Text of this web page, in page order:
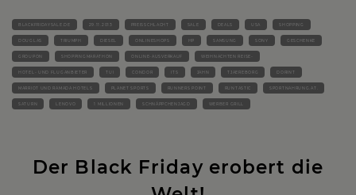
BLACKFRIDAYSALE.DE 29.11.2013 PREISSCHLACHT SALE DEALS USA SHOPPING
DOUGLAS TRIUMPH DIESEL ONLINESHOPS HP SAMSUNG SONY GESCHENKE
GROUPON SHOPPINGMARATHON ONLINE-AUSVERKAUF WEIHNACHTEN REISE-
HOTEL- UND FLUGANBIETER TUI CONDOR ITS JAHN TJAEREBORG DORINT
MARRIOT UND RAMADA HOTELS PLANET SPORTS RUNNERS POINT RUNTASTIC SPORTNAHRUNG.AT.
SATURN LENOVO 1 MILLIONEN SCHNÄPPCHENJAGD WERBER GRILL
Der Black Friday erobert die